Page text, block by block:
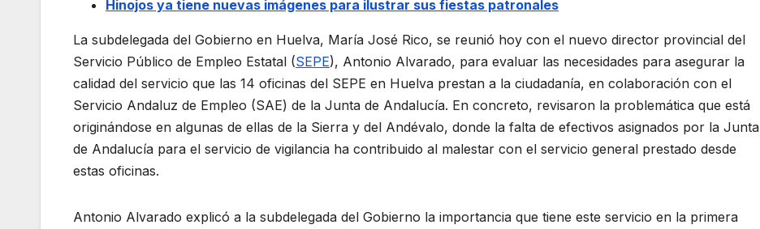
Hinojos ya tiene nuevas imágenes para ilustrar sus fiestas patronales
La subdelegada del Gobierno en Huelva, María José Rico, se reunió hoy con el nuevo director provincial del
Servicio Público de Empleo Estatal (SEPE), Antonio Alvarado, para evaluar las necesidades para asegurar la
calidad del servicio que las 14 oficinas del SEPE en Huelva prestan a la ciudadanía, en colaboración con el
Servicio Andaluz de Empleo (SAE) de la Junta de Andalucía. En concreto, revisaron la problemática que está
originándose en algunas de ellas de la Sierra y del Andévalo, donde la falta de efectivos asignados por la Junta
de Andalucía para el servicio de vigilancia ha contribuido al malestar con el servicio general prestado desde
estas oficinas.
Antonio Alvarado explicó a la subdelegada del Gobierno la importancia que tiene este servicio en la primera